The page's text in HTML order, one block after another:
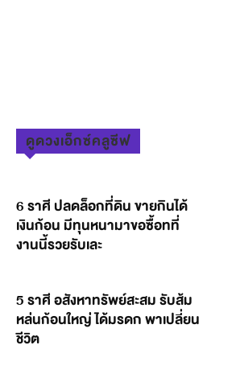
ดูดวงเอ็กซ์คลูซีฟ
6 ราศี ปลดล็อกที่ดิน ขายกินได้
เงินก้อน มีทุนหนามาขอซื้อทที่
งานนี้รวยรับเละ
5 ราศี อสังหาทรัพย์สะสม รับส้ม
หล่นก้อนใหญ่ ได้มรดก พาเปลี่ยน
ชีวิต